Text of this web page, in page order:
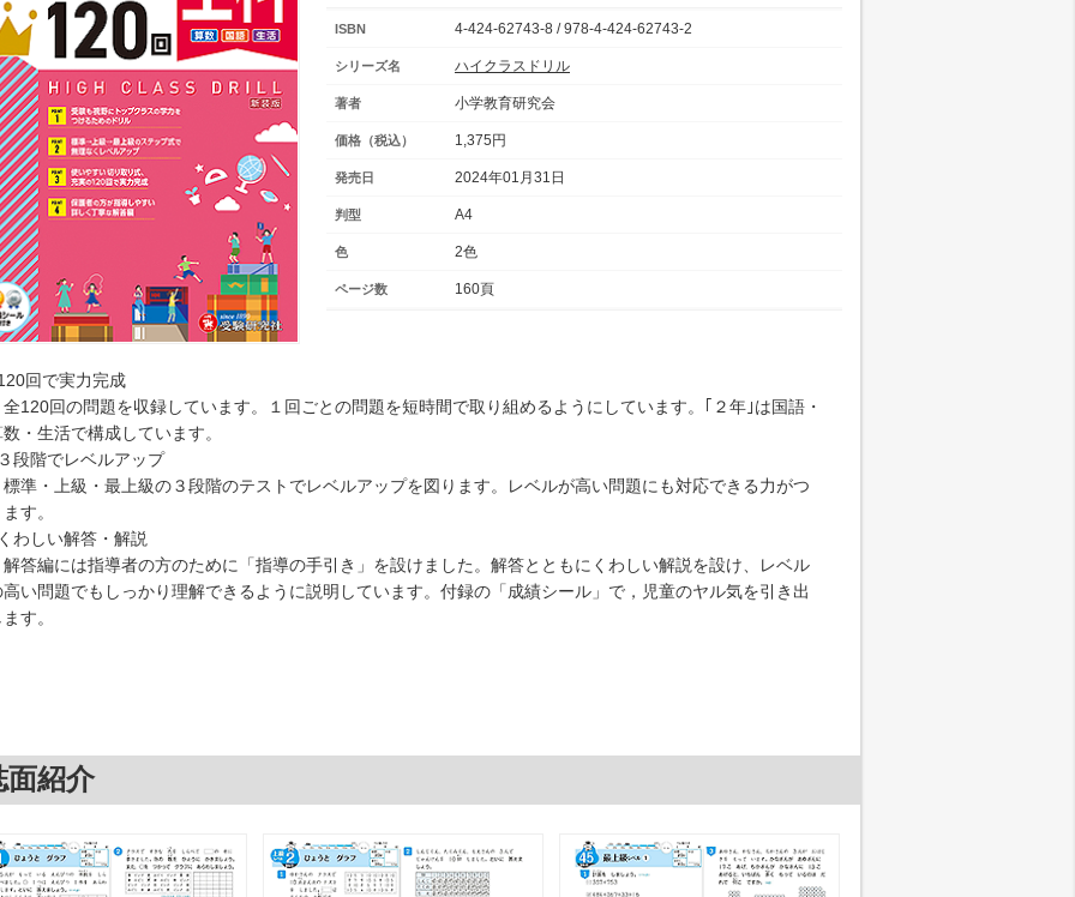
ISBN 4-424-62743-8 / 978-4-424-62743-2
シリーズ名 ハイクラスドリル
著者 小学教育研究会
価格（税込） 1,375円
発売日 2024年01月31日
判型 A4
色 2色
ページ数 160頁
回で実力完成
120回の問題を収録しています。１回ごとの問題を短時間で取り組めるようにしています。｢２年｣は国語・
・生活で構成しています。
段階でレベルアップ
準・上級・最上級の３段階のテストでレベルアップを図ります。レベルが高い問題にも対応できる力がつ
す。
わしい解答・解説
答編には指導者の方のために「指導の手引き」を設けました。解答とともにくわしい解説を設け、レベル
高い問題でもしっかり理解できるように説明しています。付録の「成績シール」で，児童のヤル気を引き出
す。
面紹介